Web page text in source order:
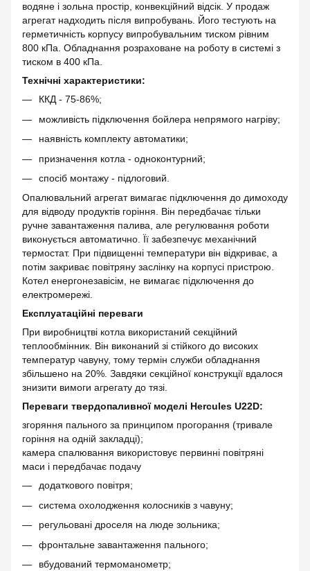
водяне і зольна простір, конвекційний відсік. У продаж
агрегат надходить після випробувань. Його тестують на
герметичність корпусу випробувальним тиском рівним
800 кПа. Обладнання розраховане на роботу в системі з
тиском в 400 кПа.
Технічні характеристики:
ККД - 75-86%;
можливість підключення бойлера непрямого нагріву;
наявність комплекту автоматики;
призначення котла - одноконтурний;
спосіб монтажу - підлоговий.
Опалювальний агрегат вимагає підключення до димоходу
для відводу продуктів горіння. Він передбачає тільки
ручне завантаження палива, але регулювання роботи
виконується автоматично. Її забезпечує механічний
термостат. При підвищенні температури він відкриває, а
потім закриває повітряну заслінку на корпусі пристрою.
Котел енергонезавісім, не вимагає підключення до
електромережі.
Експлуатаційні переваги
При виробництві котла використаний секційний
теплообмінник. Він виконаний зі стійкого до високих
температур чавуну, тому термін служби обладнання
збільшено на 20%. Завдяки секційної конструкції вдалося
знизити вимоги агрегату до тязі.
Переваги твердопаливної моделі Hercules U22D:
згоряння пального за принципом прогорання (тривале
горіння на одній закладці);
камера спалювання використовує первинні повітряні
маси і передбачає подачу
додаткового повітря;
система охолодження колосників з чавуну;
регульовані дроселя на люде зольника;
фронтальне завантаження пального;
вбудований термоманометр;